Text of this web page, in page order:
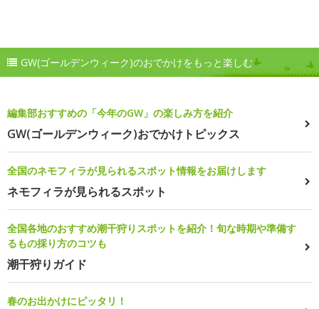
GW(ゴールデンウィーク)のおでかけをもっと楽しむ
編集部おすすめの「今年のGW」の楽しみ方を紹介
GW(ゴールデンウィーク)おでかけトピックス
全国のネモフィラが見られるスポット情報をお届けします
ネモフィラが見られるスポット
全国各地のおすすめ潮干狩りスポットを紹介！旬な時期や準備す
るもの採り方のコツも
潮干狩りガイド
春のお出かけにピッタリ！